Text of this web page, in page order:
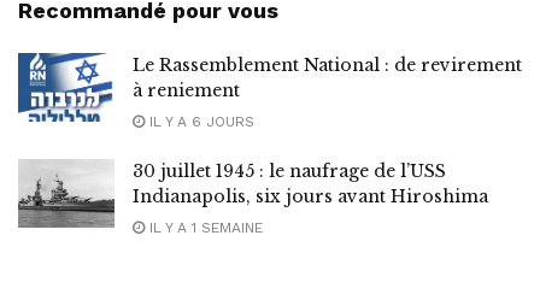
Recommandé pour vous
Le Rassemblement National : de revirement
à reniement
IL Y A 6 JOURS
30 juillet 1945 : le naufrage de l’USS
Indianapolis, six jours avant Hiroshima
IL Y A 1 SEMAINE